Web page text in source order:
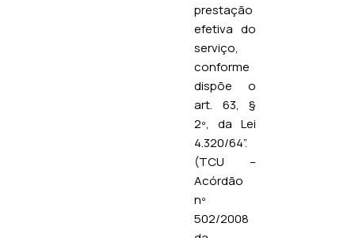
prestação
efetiva do
serviço,
conforme
dispõe o
art. 63, §
2º, da Lei
4.320/64”.
(TCU –
Acórdão
nº
502/2008